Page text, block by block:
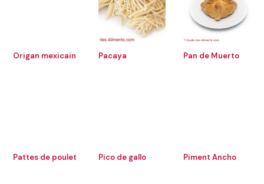
Origan mexicain Pacaya Pan de Muerto
Pattes de poulet Pico de gallo Piment Ancho